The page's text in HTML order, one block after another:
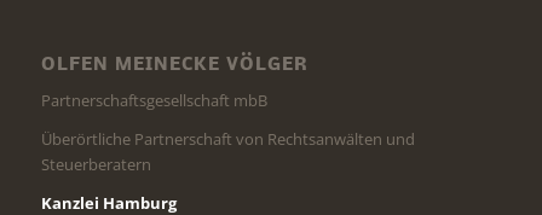
OLFEN MEINECKE VÖLGER
Partnerschaftsgesellschaft mbB
Überörtliche Partnerschaft von Rechtsanwälten und
Steuerberatern
Kanzlei Hamburg